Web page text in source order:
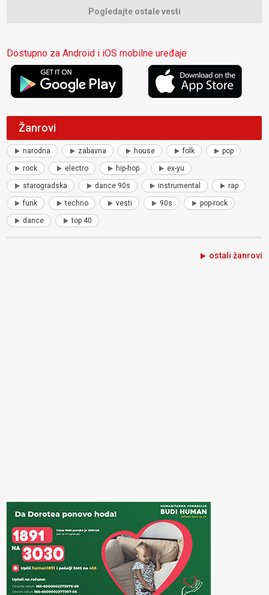
Pogledajte ostale vesti
Dostupno za Android i iOS mobilne uređaje
Žanrovi
narodna zabavna house folk pop
rock electro hip-hop ex-yu
starogradska dance 90s instrumental rap
funk techno vesti 90s pop-rock
dance top 40
ostali žanrovi